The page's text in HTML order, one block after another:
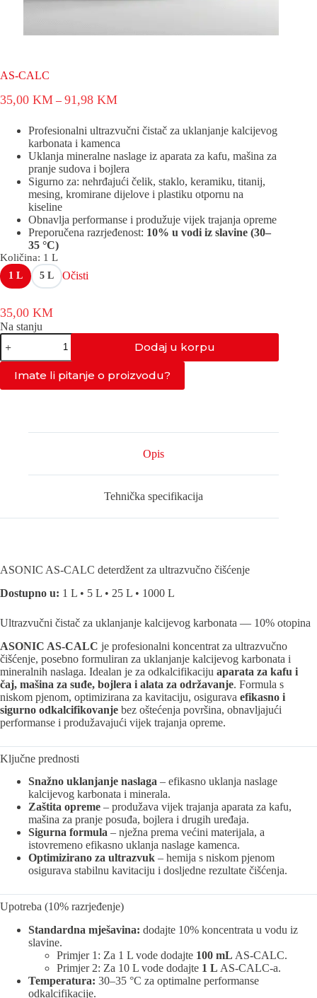
AS-CALC
35,00 KM – 91,98 KMRaspon
od
35,00 KM
do
91,98 KM
Profesionalni ultrazvučni čistač za uklanjanje kalcijevog
karbonata i kamenca
Uklanja mineralne naslage iz aparata za kafu, mašina za
pranje sudova i bojlera
Sigurno za: nehrđajući čelik, staklo, keramiku, titanij,
mesing, kromirane dijelove i plastiku otpornu na
kiseline
Obnavlja performanse i produžuje vijek trajanja opreme
Preporučena razrjeđenost: 10% u vodi iz slavine (30–
35 °C)
Količina: 1 L
1 L 5 L Očisti
35,00 KM
Na stanju
AS-
CALC
količina
Dodaj u korpu
Imate li pitanje o proizvodu?
Opis
Tehnička specifikacija
ASONIC AS-CALC deterdžent za ultrazvučno čišćenje
Dostupno u: 1 L • 5 L • 25 L • 1000 L
Ultrazvučni čistač za uklanjanje kalcijevog karbonata — 10% otopina
ASONIC AS-CALC je profesionalni koncentrat za ultrazvučno
čišćenje, posebno formuliran za uklanjanje kalcijevog karbonata i
mineralnih naslaga. Idealan je za odkalcifikaciju aparata za kafu i
čaj, mašina za suđe, bojlera i alata za održavanje. Formula s
niskom pjenom, optimizirana za kavitaciju, osigurava efikasno i
sigurno odkalcifikovanje bez oštećenja površina, obnavljajući
performanse i produžavajući vijek trajanja opreme.
Ključne prednosti
Snažno uklanjanje naslaga – efikasno uklanja naslage
kalcijevog karbonata i minerala.
Zaštita opreme – produžava vijek trajanja aparata za kafu,
mašina za pranje posuđa, bojlera i drugih uređaja.
Sigurna formula – nježna prema većini materijala, a
istovremeno efikasno uklanja naslage kamenca.
Optimizirano za ultrazvuk – hemija s niskom pjenom
osigurava stabilnu kavitaciju i dosljedne rezultate čišćenja.
Upotreba (10% razrjeđenje)
Standardna mješavina: dodajte 10% koncentrata u vodu iz
slavine.
Primjer 1: Za 1 L vode dodajte 100 mL AS-CALC.
Primjer 2: Za 10 L vode dodajte 1 L AS-CALC-a.
Temperatura: 30–35 °C za optimalne performanse
odkalcifikacije.